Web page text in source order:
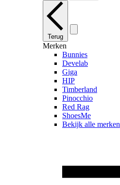
Terug
Merken
Bunnies
Develab
Giga
HIP
Timberland
Pinocchio
Red Rag
ShoesMe
Bekijk alle merken